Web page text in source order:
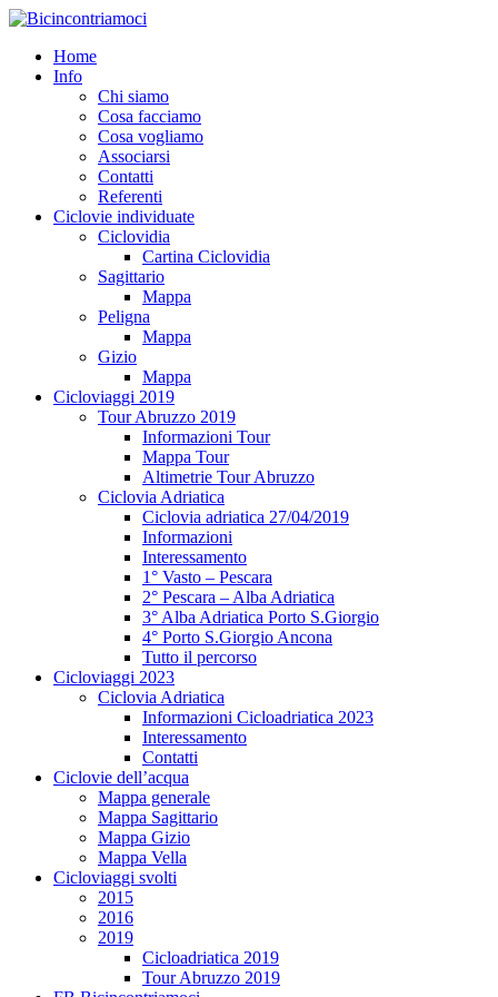
Home
Info
Chi siamo
Cosa facciamo
Cosa vogliamo
Associarsi
Contatti
Referenti
Ciclovie individuate
Ciclovidia
Cartina Ciclovidia
Sagittario
Mappa
Peligna
Mappa
Gizio
Mappa
Cicloviaggi 2019
Tour Abruzzo 2019
Informazioni Tour
Mappa Tour
Altimetrie Tour Abruzzo
Ciclovia Adriatica
Ciclovia adriatica 27/04/2019
Informazioni
Interessamento
1° Vasto – Pescara
2° Pescara – Alba Adriatica
3° Alba Adriatica Porto S.Giorgio
4° Porto S.Giorgio Ancona
Tutto il percorso
Cicloviaggi 2023
Ciclovia Adriatica
Informazioni Cicloadriatica 2023
Interessamento
Contatti
Ciclovie dell’acqua
Mappa generale
Mappa Sagittario
Mappa Gizio
Mappa Vella
Cicloviaggi svolti
2015
2016
2019
Cicloadriatica 2019
Tour Abruzzo 2019